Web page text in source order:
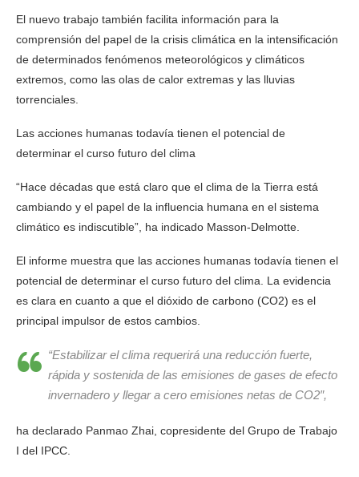
El nuevo trabajo también facilita información para la
comprensión del papel de la crisis climática en la intensificación
de determinados fenómenos meteorológicos y climáticos
extremos, como las olas de calor extremas y las lluvias
torrenciales.
Las acciones humanas todavía tienen el potencial de
determinar el curso futuro del clima
“Hace décadas que está claro que el clima de la Tierra está
cambiando y el papel de la influencia humana en el sistema
climático es indiscutible”, ha indicado Masson-Delmotte.
El informe muestra que las acciones humanas todavía tienen el
potencial de determinar el curso futuro del clima. La evidencia
es clara en cuanto a que el dióxido de carbono (CO2) es el
principal impulsor de estos cambios.
“Estabilizar el clima requerirá una reducción fuerte,
rápida y sostenida de las emisiones de gases de efecto
invernadero y llegar a cero emisiones netas de CO2″,
ha declarado Panmao Zhai, copresidente del Grupo de Trabajo
I del IPCC.